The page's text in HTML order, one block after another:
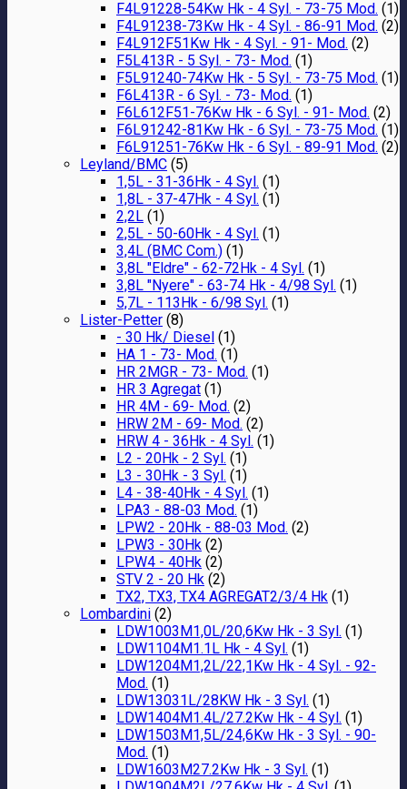
F4L91228-54Kw Hk - 4 Syl. - 73-75 Mod. (1)
F4L91238-73Kw Hk - 4 Syl. - 86-91 Mod. (2)
F4L912F51Kw Hk - 4 Syl. - 91- Mod. (2)
F5L413R - 5 Syl. - 73- Mod. (1)
F5L91240-74Kw Hk - 5 Syl. - 73-75 Mod. (1)
F6L413R - 6 Syl. - 73- Mod. (1)
F6L612F51-76Kw Hk - 6 Syl. - 91- Mod. (2)
F6L91242-81Kw Hk - 6 Syl. - 73-75 Mod. (1)
F6L91251-76Kw Hk - 6 Syl. - 89-91 Mod. (2)
Leyland/BMC (5)
1,5L - 31-36Hk - 4 Syl. (1)
1,8L - 37-47Hk - 4 Syl. (1)
2,2L (1)
2,5L - 50-60Hk - 4 Syl. (1)
3,4L (BMC Com.) (1)
3,8L "Eldre" - 62-72Hk - 4 Syl. (1)
3,8L "Nyere" - 63-74 Hk - 4/98 Syl. (1)
5,7L - 113Hk - 6/98 Syl. (1)
Lister-Petter (8)
- 30 Hk/ Diesel (1)
HA 1 - 73- Mod. (1)
HR 2MGR - 73- Mod. (1)
HR 3 Agregat (1)
HR 4M - 69- Mod. (2)
HRW 2M - 69- Mod. (2)
HRW 4 - 36Hk - 4 Syl. (1)
L2 - 20Hk - 2 Syl. (1)
L3 - 30Hk - 3 Syl. (1)
L4 - 38-40Hk - 4 Syl. (1)
LPA3 - 88-03 Mod. (1)
LPW2 - 20Hk - 88-03 Mod. (2)
LPW3 - 30Hk (2)
LPW4 - 40Hk (2)
STV 2 - 20 Hk (2)
TX2, TX3, TX4 AGREGAT2/3/4 Hk (1)
Lombardini (2)
LDW1003M1,0L/20,6Kw Hk - 3 Syl. (1)
LDW1104M1.1L Hk - 4 Syl. (1)
LDW1204M1,2L/22,1Kw Hk - 4 Syl. - 92-
Mod. (1)
LDW13031L/28KW Hk - 3 Syl. (1)
LDW1404M1.4L/27.2Kw Hk - 4 Syl. (1)
LDW1503M1,5L/24,6Kw Hk - 3 Syl. - 90-
Mod. (1)
LDW1603M27.2Kw Hk - 3 Syl. (1)